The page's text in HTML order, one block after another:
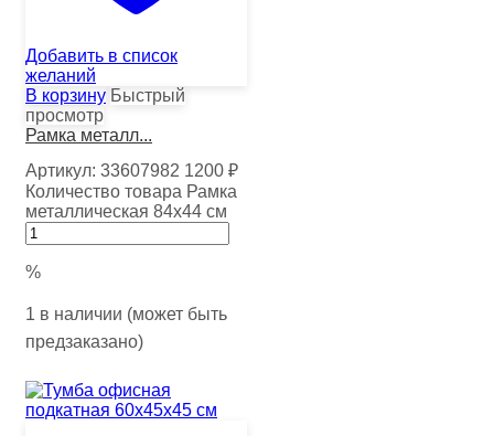
Добавить в список
желаний
В корзину Быстрый
просмотр
Рамка металл...
Артикул: 33607982 1200 ₽
Количество товара Рамка
металлическая 84х44 см
%
1 в наличии (может быть
предзаказано)